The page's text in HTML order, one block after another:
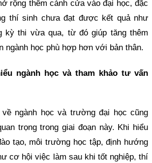
rộng thêm cánh cửa vào đại học, đặc
thí sinh chưa đạt được kết quả như
kỳ thi vừa qua, từ đó giúp tăng thêm
ngành học phù hợp hơn với bản thân.
ngành học và tham khảo tư vấn
ngành học và trường đại học cũng
trọng trong giai đoạn này. Khi hiểu
tạo, môi trường học tập, định hướng
cơ hội việc làm sau khi tốt nghiệp, thí